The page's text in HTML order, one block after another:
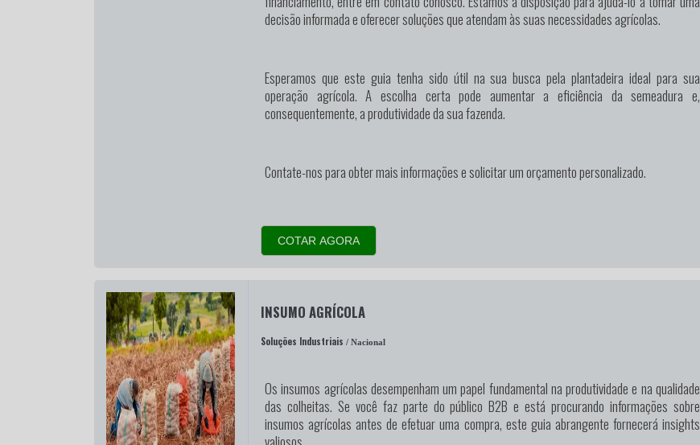
decisão informada e oferecer soluções que atendam às suas necessidades agrícolas.
Esperamos que este guia tenha sido útil na sua busca pela plantadeira ideal para sua
operação agrícola. A escolha certa pode aumentar a eficiência da semeadura e,
consequentemente, a produtividade da sua fazenda.
Contate-nos para obter mais informações e solicitar um orçamento personalizado.
COTAR AGORA
INSUMO AGRÍCOLA
Soluções Industriais / Nacional
Os insumos agrícolas desempenham um papel fundamental na produtividade e na qualidade
das colheitas. Se você faz parte do público B2B e está procurando informações sobre
insumos agrícolas antes de efetuar uma compra, este guia abrangente fornecerá insights